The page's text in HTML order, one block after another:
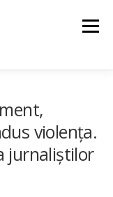
Menu
violența.
jurnaliștilor